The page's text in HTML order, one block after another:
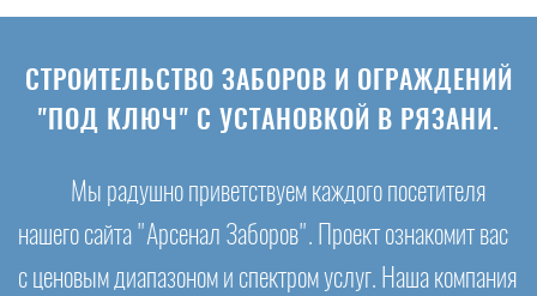
СТРОИТЕЛЬСТВО ЗАБОРОВ И ОГРАЖДЕНИЙ
"ПОД КЛЮЧ" С УСТАНОВКОЙ В РЯЗАНИ.
Мы радушно приветствуем каждого посетителя
нашего сайта "Арсенал Заборов". Проект ознакомит вас
с ценовым диапазоном и спектром услуг. Наша компания